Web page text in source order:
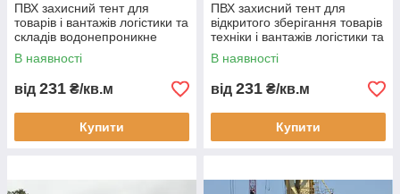
ПВХ захисний тент для
товарів і вантажів логістики та
складів водонепроникне
накриття для
транспортування і зберігання
В наявності
від 231 ₴/кв.м
Купити
ПВХ захисний тент для
відкритого зберігання товарів
техніки і вантажів логістики та
складів водонепроникне
накриття
В наявності
від 231 ₴/кв.м
Купити